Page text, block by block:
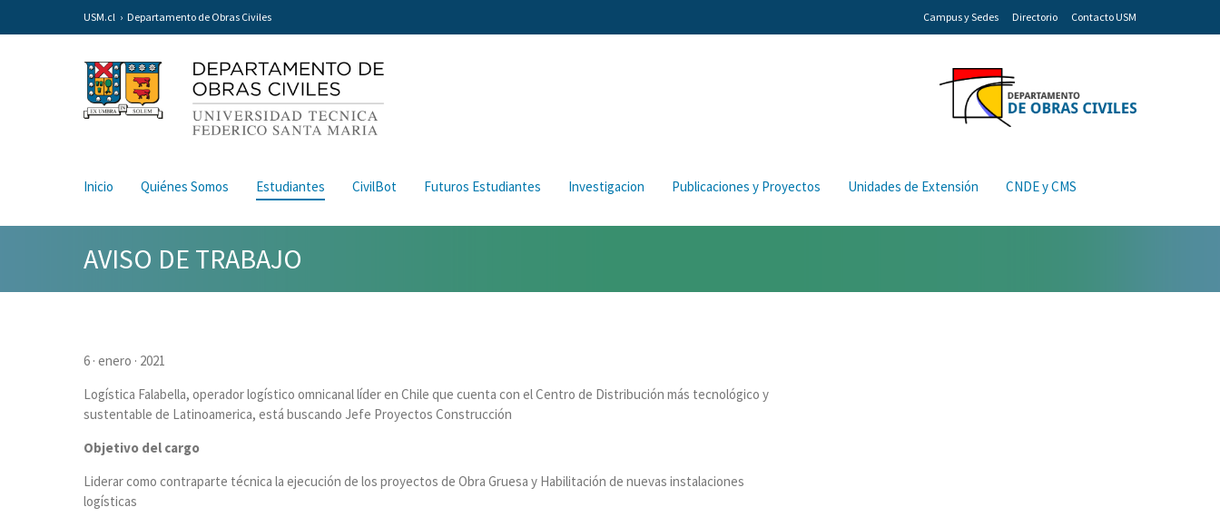
USM.cl Departamento de Obras Civiles Campus y Sedes Directorio Contacto USM
Inicio Quiénes Somos Estudiantes CivilBot Futuros Estudiantes Investigacion Publicaciones y Proyectos Unidades de Extensión CNDE y CMS
AVISO DE TRABAJO
6 · enero · 2021
Logística Falabella, operador logístico omnicanal líder en Chile que cuenta con el Centro de Distribución más tecnológico y
sustentable de Latinoamerica, está buscando Jefe Proyectos Construcción
Objetivo del cargo
Liderar como contraparte técnica la ejecución de los proyectos de Obra Gruesa y Habilitación de nuevas instalaciones
logísticas